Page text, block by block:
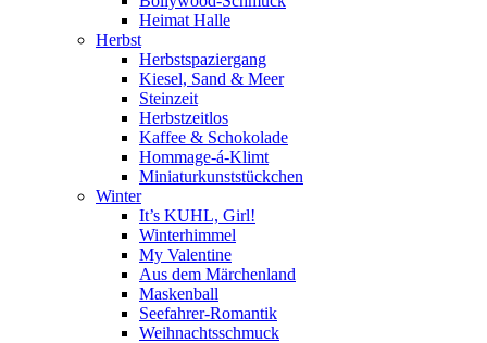
Heimat Halle
Herbst
Herbstspaziergang
Kiesel, Sand & Meer
Steinzeit
Herbstzeitlos
Kaffee & Schokolade
Hommage-á-Klimt
Miniaturkunststückchen
Winter
It’s KUHL, Girl!
Winterhimmel
My Valentine
Aus dem Märchenland
Maskenball
Seefahrer-Romantik
Weihnachtsschmuck